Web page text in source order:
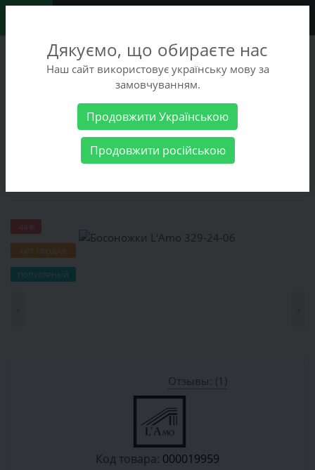
+38 (068) 486-90-09
+38 (093) 486-90-09
Женские товары Женская обувь Шлепки
ХИТ ПРОДАЖ
ПОПУЛЯРНЫЙ
Отзывы: (1)
Код товара: 000019959
Дякуємо, що обираєте нас
Наш сайт використовує українську мову за
замовчуванням.
Продовжити Українською
Продовжити російською